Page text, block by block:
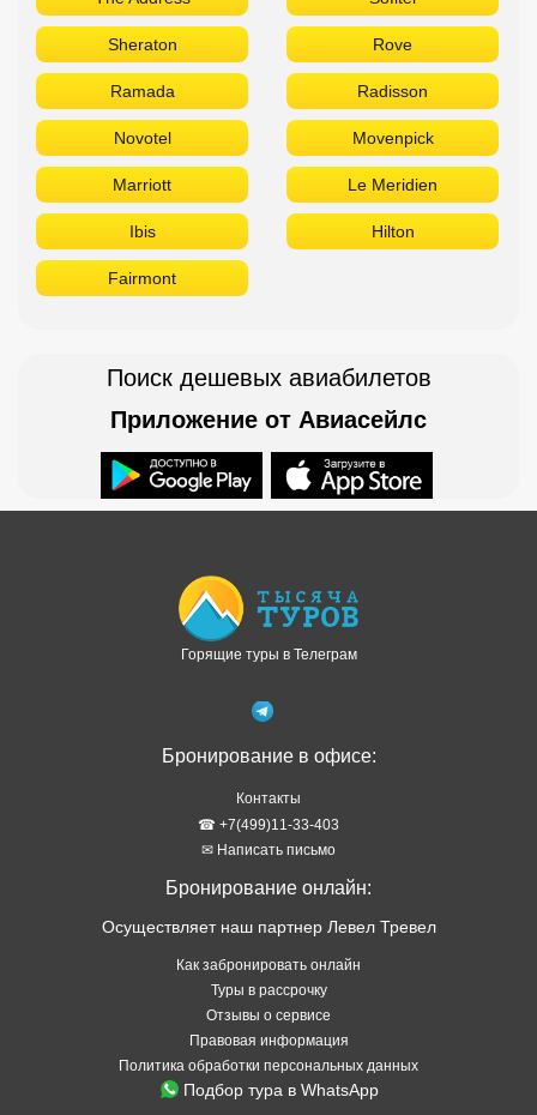
Sheraton Rove
Ramada Radisson
Novotel Movenpick
Marriott Le Meridien
Ibis Hilton
Fairmont
Поиск дешевых авиабилетов
Приложение от Авиасейлс
Горящие туры в Телеграм
Бронирование в офисе:
Контакты
☎ +7(499)11-33-403
✉ Написать письмо
Бронирование онлайн:
Осуществляет наш партнер Левел Тревел
Как забронировать онлайн
Туры в рассрочку
Отзывы о сервисе
Правовая информация
Политика обработки персональных данных
Подбор тура в WhatsApp